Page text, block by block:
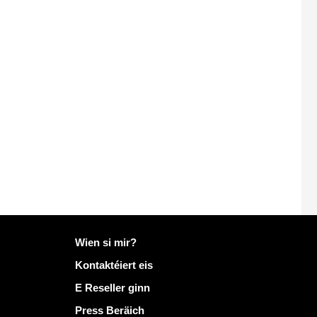
Méi Info op Mailo
Wien si mir?
Kontaktéiert eis
E Reseller ginn
Press Beräich